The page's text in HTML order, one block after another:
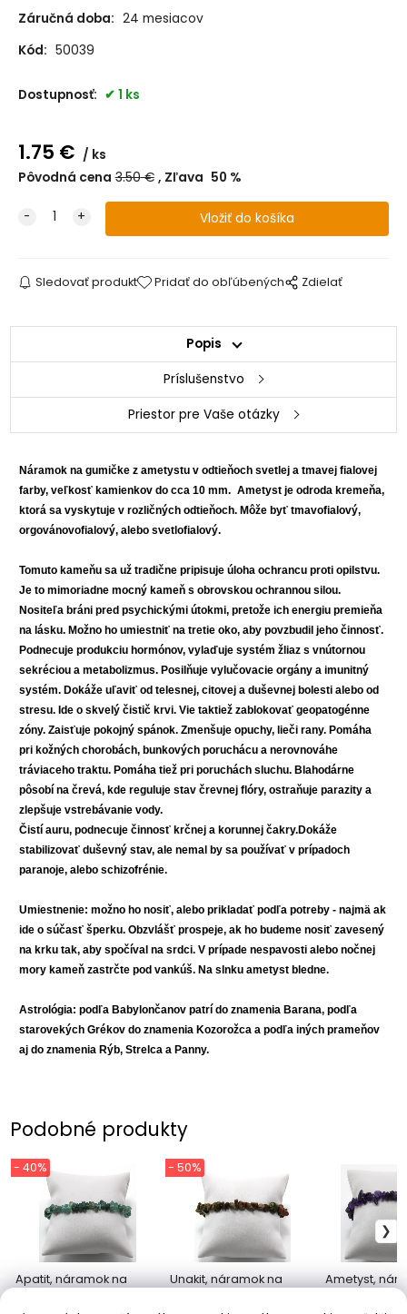
Záručná doba: 24 mesiacov
Kód: 50039
Dostupnosť: 1 ks
1.75 €
ks
Pôvodná cena 3.50€ Zľava 50 %
Sledovať produkt Pridať do obľúbených Zdielať
Popis
Príslušenstvo
Priestor pre Vaše otázky
Náramok na gumičke z ametystu v odtieňoch svetlej a tmavej fialovej
farby, veľkosť kamienkov do cca 10 mm. Ametyst je odroda kremeňa,
ktorá sa vyskytuje v rozličných odtieňoch. Môže byť tmavofialový,
orgovánovofialový, alebo svetlofialový.
Tomuto kameňu sa už tradične pripisuje úloha ochrancu proti opilstvu.
Je to mimoriadne mocný kameň s obrovskou ochrannou silou.
Nositeľa bráni pred psychickými útokmi, pretože ich energiu premieňa
na lásku. Možno ho umiestniť na tretie oko, aby povzbudil jeho činnosť.
Podnecuje produkciu hormónov, vylaďuje systém žliaz s vnútornou
sekréciou a metabolizmus. Posilňuje vylučovacie orgány a imunitný
systém. Dokáže uľaviť od telesnej, citovej a duševnej bolesti alebo od
stresu. Ide o skvelý čistič krvi. Vie taktiež zablokovať geopatogénne
zóny. Zaisťuje pokojný spánok. Zmenšuje opuchy, lieči rany. Pomáha
pri kožných chorobách, bunkových poruchácu a nerovnováhe
tráviaceho traktu. Pomáha tiež pri poruchách sluchu. Blahodárne
pôsobí na črevá, kde reguluje stav črevnej flóry, ostraňuje parazity a
zlepšuje vstrebávanie vody.
Čistí auru, podnecuje činnosť krčnej a korunnej čakry.Dokáže
stabilizovať duševný stav, ale nemal by sa používať v prípadoch
paranoje, alebo schizofrénie.
Umiestnenie: možno ho nosiť, alebo prikladať podľa potreby - najmä ak
ide o súčasť šperku. Obzvlášť prospeje, ak ho budeme nosiť zavesený
na krku tak, aby spočíval na srdci. V prípade nespavosti alebo nočnej
mory kameň zastrčte pod vankúš. Na slnku ametyst bledne.
Astrológia: podľa Babylončanov patrí do znamenia Barana, podľa
starovekých Grékov do znamenia Kozorožca a podľa iných prameňov
aj do znamenia Rýb, Strelca a Panny.
Podobné produkty
Apatit, náramok na
- 40%
Unakit, náramok na
- 50%
Ametyst,